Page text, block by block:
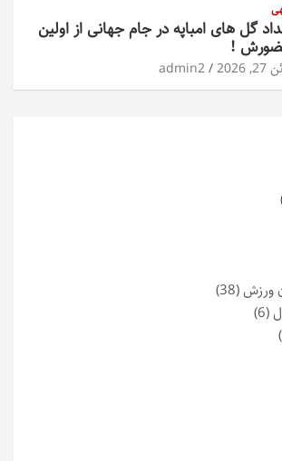
گل های امباپه در جام جهانی از اولین
!
2026
admin2
ورزش(38)
(6)